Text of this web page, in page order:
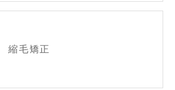
縮毛矯正